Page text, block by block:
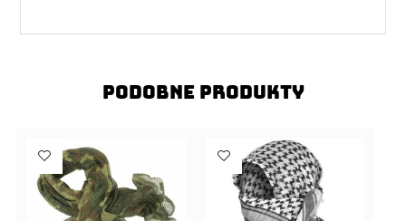
Podobne produkty